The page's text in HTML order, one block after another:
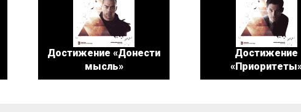
Достижение «Донести
мысль»
Достижение